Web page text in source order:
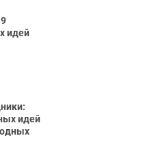
идей
идей